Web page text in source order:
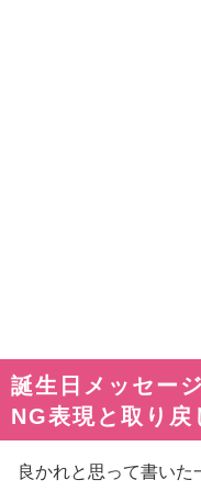
誕生日メッセー
NG表現と取り戻
良かれと思って書い